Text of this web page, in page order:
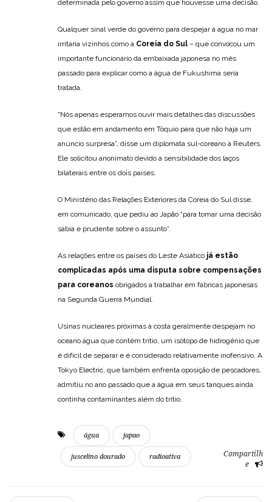
determinada pelo governo assim que houvesse uma decisão.
Qualquer sinal verde do governo para despejar á agua no mar
irritaria vizinhos como a Coreia do Sul – que convocou um
importante funcionário da embaixada japonesa no mês
passado para explicar como a água de Fukushima seria
tratada.
“Nós apenas esperamos ouvir mais detalhes das discussões
que estão em andamento em Tóquio para que não haja um
anúncio surpresa”, disse um diplomata sul-coreano à Reuters.
Ele solicitou anonimato devido à sensibilidade dos laços
bilaterais entre os dois países.
O Ministério das Relações Exteriores da Coreia do Sul disse,
em comunicado, que pediu ao Japão “para tomar uma decisão
sábia e prudente sobre o assunto”.
As relações entre os países do Leste Asiático já estão
complicadas após uma disputa sobre compensações
para coreanos obrigados a trabalhar em fábricas japonesas
na Segunda Guerra Mundial.
Usinas nucleares próximas à costa geralmente despejam no
oceano água que contém trítio, um isótopo de hidrogênio que
é difícil de separar e é considerado relativamente inofensivo. A
Tokyo Electric, que também enfrenta oposição de pescadores,
admitiu no ano passado que a água em seus tanques ainda
continha contaminantes além do trítio.
água japao
juscelino dourado radioativa
Compartilh
e